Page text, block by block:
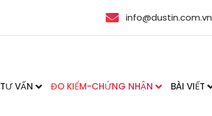
info@dustin.com.vn
TƯ VẤN ĐO KIỂM-CHỨNG NHẬN BÀI VIẾT